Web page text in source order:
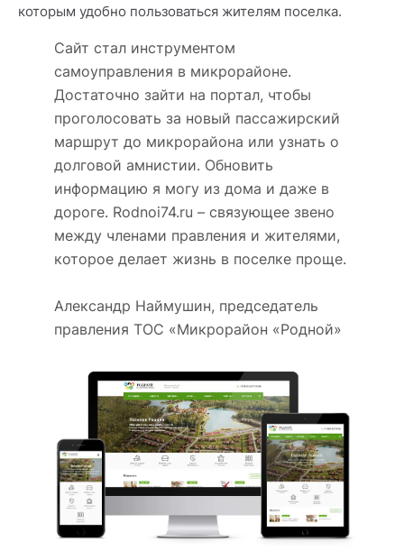
которым удобно пользоваться жителям поселка.
Сайт стал инструментом
самоуправления в микрорайоне.
Достаточно зайти на портал, чтобы
проголосовать за новый пассажирский
маршрут до микрорайона или узнать о
долговой амнистии. Обновить
информацию я могу из дома и даже в
дороге. Rodnoi74.ru – связующее звено
между членами правления и жителями,
которое делает жизнь в поселке проще.
Александр Наймушин, председатель
правления ТОС «Микрорайон «Родной»